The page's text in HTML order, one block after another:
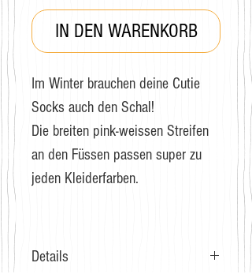
IN DEN WARENKORB
Im Winter brauchen deine Cutie
Socks auch den Schal!
Die breiten pink-weissen Streifen
an den Füssen passen super zu
jeden Kleiderfarben.
Details